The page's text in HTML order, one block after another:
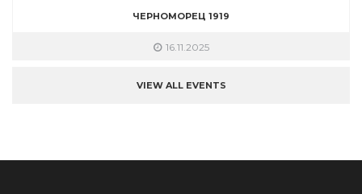
ЧЕРНОМОРЕЦ 1919
16.11.2025
VIEW ALL EVENTS